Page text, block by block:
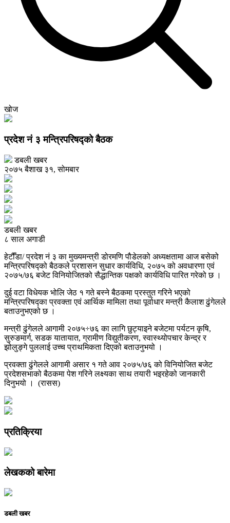
खोज
प्रदेश नं ३ मन्त्रिपरिषद्को बैठक
डबली खबर
२०७५ बैशाख ३१, सोमबार
डबली खबर
८ साल अगाडी
हेटौँडा/ प्रदेश नं ३ का मुख्यमन्त्री डोरमणि पौडेलको अध्यक्षतामा आज बसेको
मन्त्रिपरिषद्को बैठकले प्रशासन सुधार कार्यविधि, २०७५ को अवधारणा एवं
२०७५/७६ बजेट विनियोजितको सैद्धान्तिक पक्षको कार्यविधि पारित गरेको छ ।
दुई वटा विधेयक भोलि जेठ १ गते बस्ने बैठकमा प्रस्तुत गरिने भएको
मन्त्रिपरिषद्का प्रवक्ता एवं आर्थिक मामिला तथा पूर्वाधार मन्त्री कैलाश ढुंगेलले
बताउनुभएको छ ।
मन्त्री ढुंगेलले आगामी २०७५÷७६ का लागि छुट्याइने बजेटमा पर्यटन कृषि,
सुरुङमार्ग, सडक यातायात, ग्रामीण विद्युतीकरण, स्वास्थ्योपचार केन्द्र र
झोलुङ्गे पुललाई उच्च प्राथमिकता दिएको बताउनुभयो ।
प्रवक्ता ढुंगेलले आगामी असार १ गते आव २०७५/७६ को विनियोजित बजेट
प्रदेशसभाको बैठकमा पेश गरिने लक्ष्यका साथ तयारी भइरहेको जानकारी
दिनुभयो । (रासस)
प्रतिक्रिया
लेखकको बारेमा
डबली खबर